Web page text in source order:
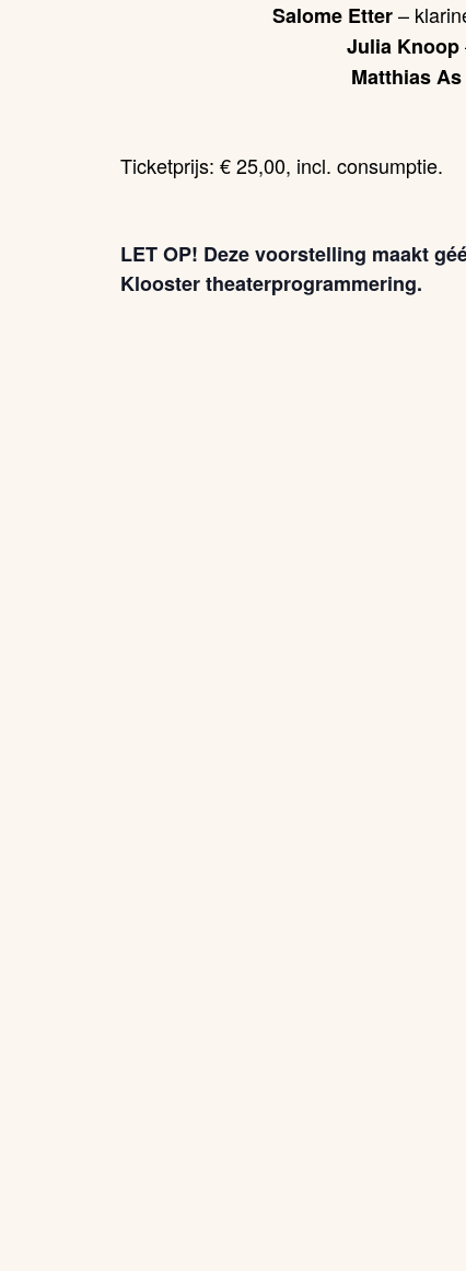
Salome Etter–
Julia Knoop
Matthias As
Ticketprijs: € 25,00, incl. consumptie.
LET OP! Deze voorstelling maakt
Klooster theaterprogrammering.